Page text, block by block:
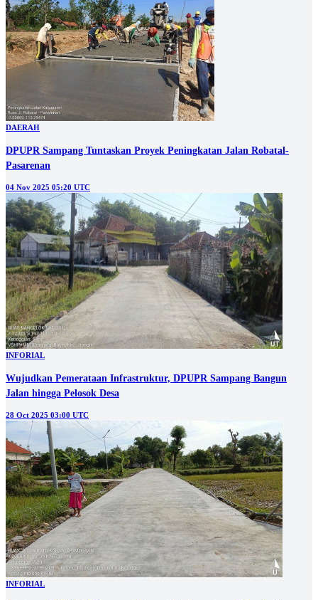
DAERAH
DPUPR Sampang Tuntaskan Proyek Peningkatan Jalan Robatal-
Pasarenan
04 Nov 2025 05:20 UTC
INFORIAL
Wujudkan Pemerataan Infrastruktur, DPUPR Sampang Bangun
Jalan hingga Pelosok Desa
28 Oct 2025 03:00 UTC
INFORIAL